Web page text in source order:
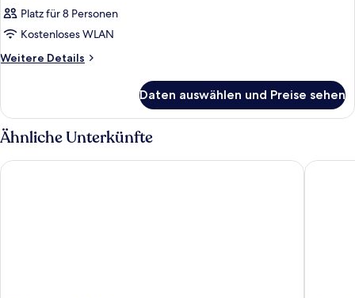
Platz für 8 Personen
Kostenloses WLAN
Weitere Details
Weitere
Daten auswählen und Preise sehen
Ähnliche Unterkünfte
Bellissima Hotel